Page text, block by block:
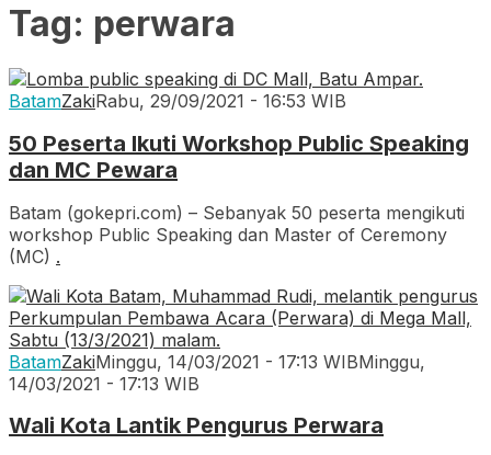
Tag: perwara
BatamZakiRabu, 29/09/2021 - 16:53 WIB
50 Peserta Ikuti Workshop Public Speaking
dan MC Pewara
Batam (gokepri.com) – Sebanyak 50 peserta mengikuti
workshop Public Speaking dan Master of Ceremony
(MC) .
BatamZakiMinggu, 14/03/2021 - 17:13 WIBMinggu,
14/03/2021 - 17:13 WIB
Wali Kota Lantik Pengurus Perwara